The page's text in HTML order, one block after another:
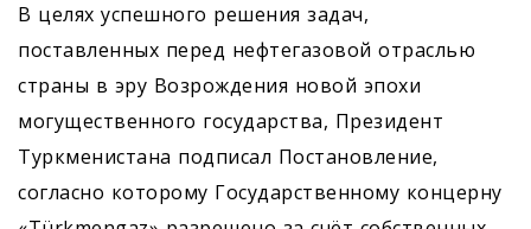
В целях успешного решения задач,
поставленных перед нефтегазовой отраслью
страны в эру Возрождения новой эпохи
могущественного государства, Президент
Туркменистана подписал Постановление,
согласно которому Государственному концерну